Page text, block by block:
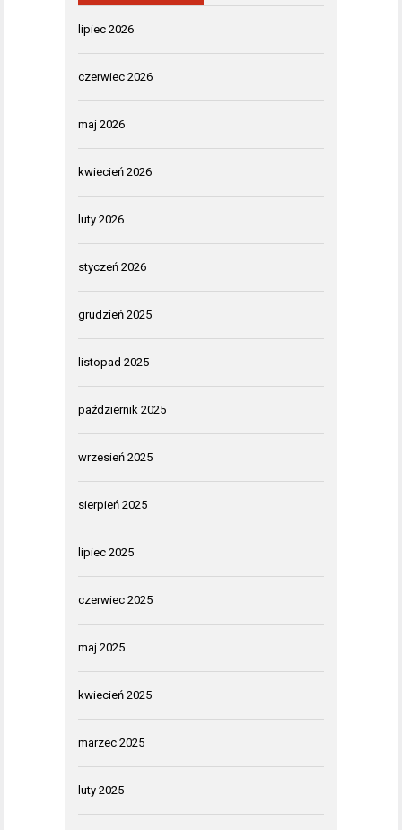
lipiec 2026
czerwiec 2026
maj 2026
kwiecień 2026
luty 2026
styczeń 2026
grudzień 2025
listopad 2025
październik 2025
wrzesień 2025
sierpień 2025
lipiec 2025
czerwiec 2025
maj 2025
kwiecień 2025
marzec 2025
luty 2025